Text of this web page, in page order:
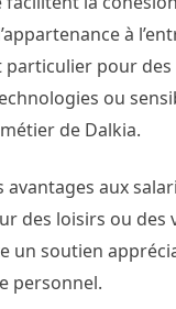
à
particulier pour
ou
de Dalkia.
aux
des loisirs ou des
un soutien
personnel.